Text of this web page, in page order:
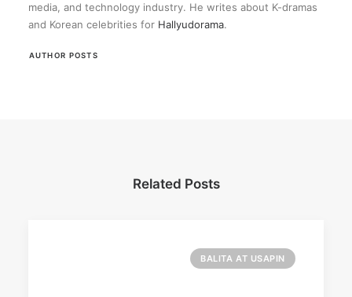
media, and technology industry. He writes about K-dramas
and Korean celebrities for Hallyudorama.
AUTHOR POSTS
Related Posts
BALITA AT USAPIN